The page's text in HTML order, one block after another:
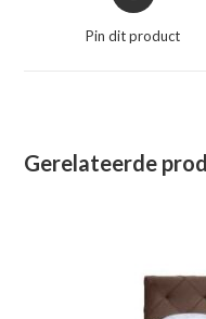
nieuw
Pin dit product
Gerelateerde